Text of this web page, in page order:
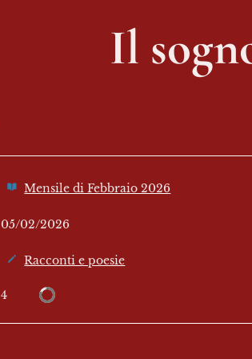
Il
Mensile di Febbraio 2026
05/02/2026
Racconti e poesie
4